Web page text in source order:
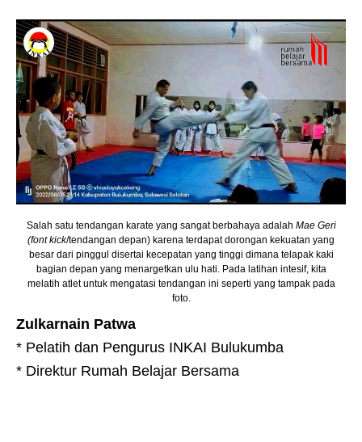
Salah satu tendangan karate yang sangat berbahaya adalah Mae Geri
(font kick/tendangan depan) karena terdapat dorongan kekuatan yang
besar dari pinggul disertai kecepatan yang tinggi dimana telapak kaki
bagian depan yang menargetkan ulu hati. Pada latihan intesif, kita
melatih atlet untuk mengatasi tendangan ini seperti yang tampak pada
foto.
Zulkarnain Patwa
* Pelatih dan Pengurus INKAI Bulukumba
* Direktur Rumah Belajar Bersama